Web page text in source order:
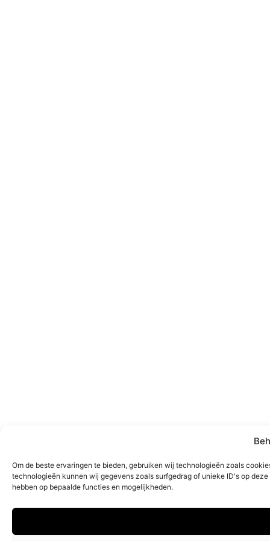
Om de beste ervaringen te bieden, gebruiken wij technologieën zoals
technologieën kunnen wij gegevens zoals surfgedrag of unieke ID's op
hebben op bepaalde functies en mogelijkheden.